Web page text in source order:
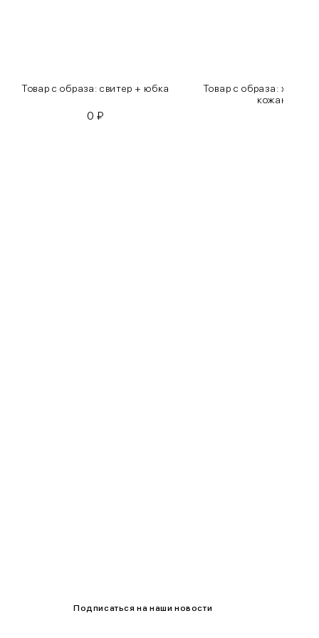
Товар с образа: свитер + юбка
0₽
Товар с образа:
кожаные
Подписаться на наши новости